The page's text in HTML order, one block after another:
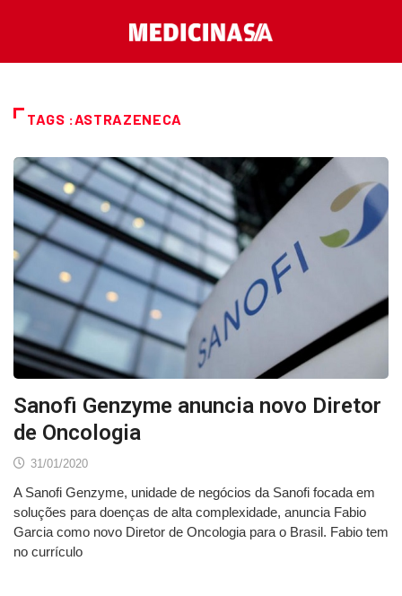
TAGS :ASTRAZENECA
Sanofi Genzyme anuncia novo Diretor
de Oncologia
31/01/2020
A Sanofi Genzyme, unidade de negócios da Sanofi focada em
soluções para doenças de alta complexidade, anuncia Fabio
Garcia como novo Diretor de Oncologia para o Brasil. Fabio tem
no currículo